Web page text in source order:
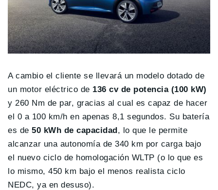
A cambio el cliente se llevará un modelo dotado de
un motor eléctrico de 136 cv de potencia (100 kW)
y 260 Nm de par, gracias al cual es capaz de hacer
el 0 a 100 km/h en apenas 8,1 segundos. Su batería
es de50 kWh de capacidad, lo que le permite
alcanzar una autonomía de 340 km por carga bajo
el nuevo ciclo de homologación WLTP (o lo que es
lo mismo, 450 km bajo el menos realista ciclo
NEDC, ya en desuso).